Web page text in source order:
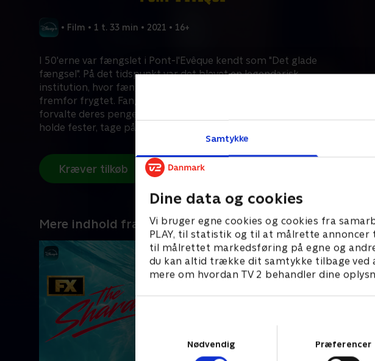
Samtykke
Dine data og cookies
Vi bruger egne cookies og cookies fra
PLAY, til statistik og til at målrette annoncer
til målrettet markedsføring på egne og
du kan altid trække dit samtykke tilbage ved
mere om hvordan TV 2 behandler dine
Nødvendig
Præferencer
• Film • 1 t. 33 min • 2021 • 16+
I 50'erne var fængslet i Pont-l'Evêque kendt som "Det glade
fængsel". På det tidspunkt var det blevet en legendarisk
institution, hvor fængselsinspektøren foretrak at være vellidt
fremfor frygtet. Fangerne kunne frit foretage telefonopkald,
forvalte deres penge, få besøg af deres kærester eller koner,
holde fester, tage på dag- eller natteorlov og tildele sig selv
Kræver tilkøb
Mere indhold fra Disney+